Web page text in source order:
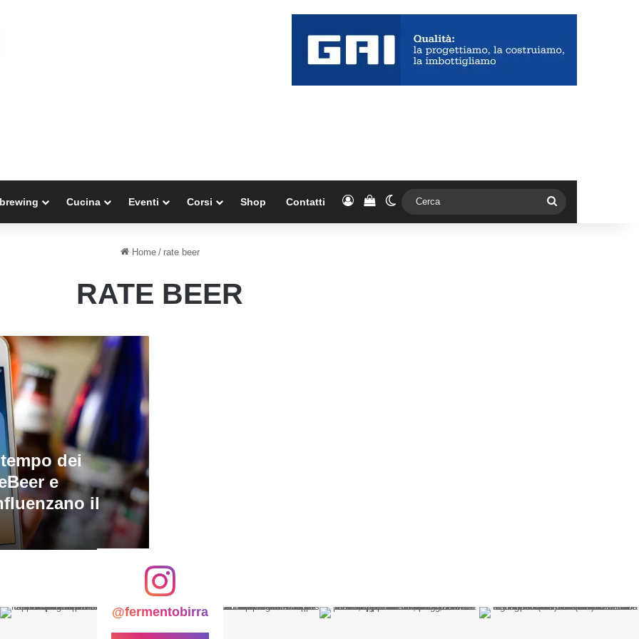
Cucina Eventi Corsi Shop Contatti AccediVedi il carrello
Cambia aspetto
Home / rate beer
RATE BEER
dei
e
il
@fermentobirra